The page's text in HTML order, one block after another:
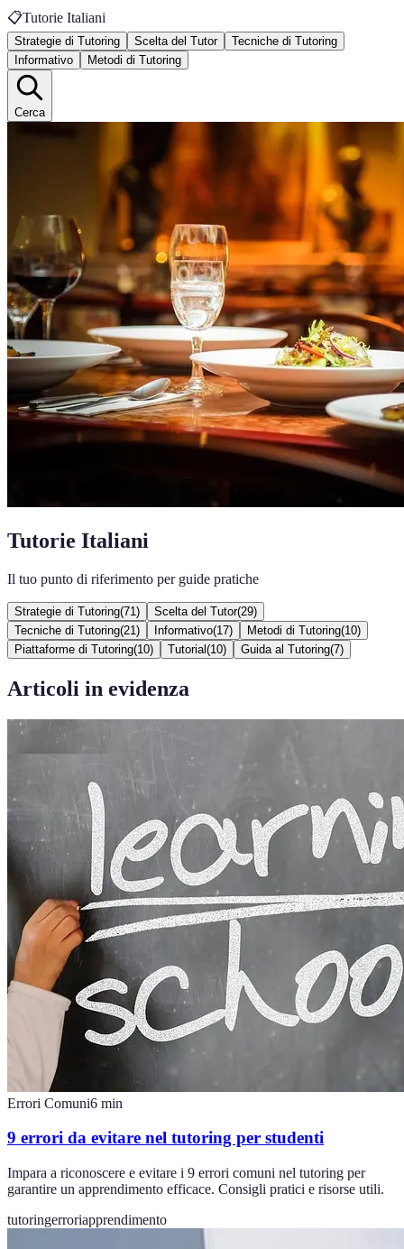
📋Tutorie Italiani
Strategie di Tutoring Scelta del Tutor
Tecniche di Tutoring
Informativo
Metodi di Tutoring
Cerca
Tutorie Italiani
Il tuo punto di riferimento per guide pratiche
Strategie di Tutoring(71 ) Scelta del Tutor(29)
Tecniche di Tutoring(21 ) Informativo(17) Metodi di Tutoring(10)
Piattaforme di Tutoring(10) Tutorial (10) Guida al Tutoring(7)
Articoli in evidenza
Errori Comuni6 min
9 errori da evitare nel tutoring per studenti
Impara a riconoscere e evitare i 9 errori comuni nel tutoring per
garantire un apprendimento efficace. Consigli pratici e risorse utili.
tutoringerroriapprendimento